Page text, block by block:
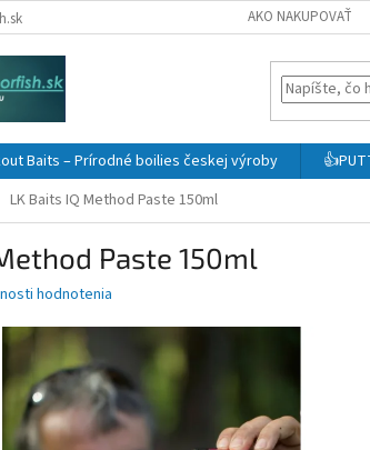
AKO NAKUPOVAŤ
Baits – Prírodné boilies českej výroby
LK Baits IQ Method Paste 150ml
Paste 150ml
hodnotenia